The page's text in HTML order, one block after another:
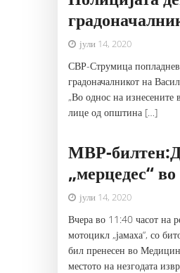
јули 14, 2020
СВР-Струмица
градоначалникот на
„Во однос на изнесените
лице од општина […]
МВР-
„мерцедес“ во
јули 14, 2020
Вчера во 11:40 часот на
мотоцикл „јамаха“, со
бил пренесен во
местото на незгодата